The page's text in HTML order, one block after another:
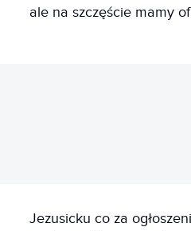
ale na szczęście mamy
Jezusicku co za